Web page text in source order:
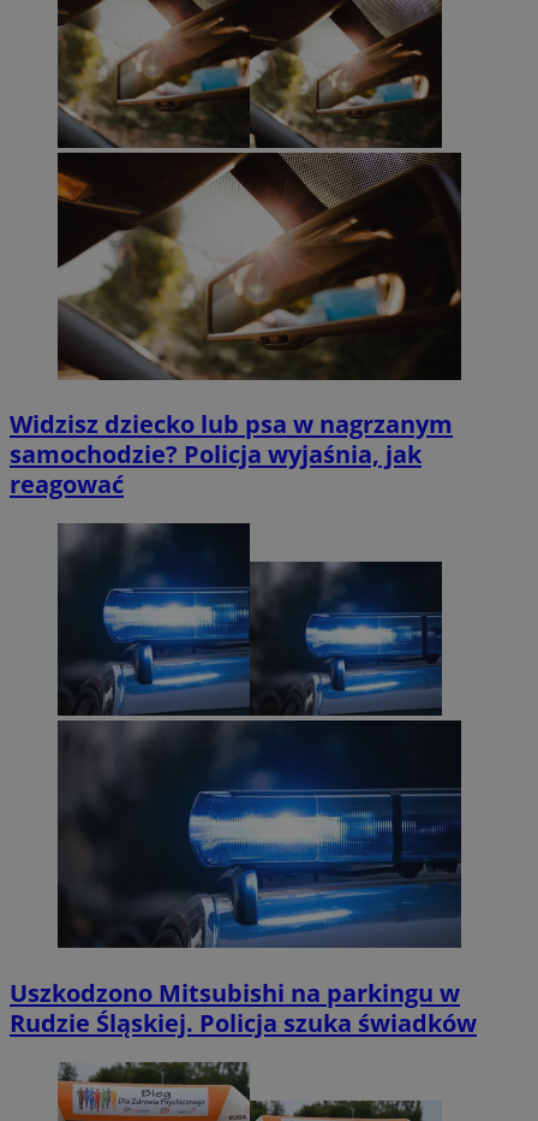
Widzisz dziecko lub psa w nagrzanym
samochodzie? Policja wyjaśnia, jak
reagować
Uszkodzono Mitsubishi na parkingu w
Rudzie Śląskiej. Policja szuka świadków